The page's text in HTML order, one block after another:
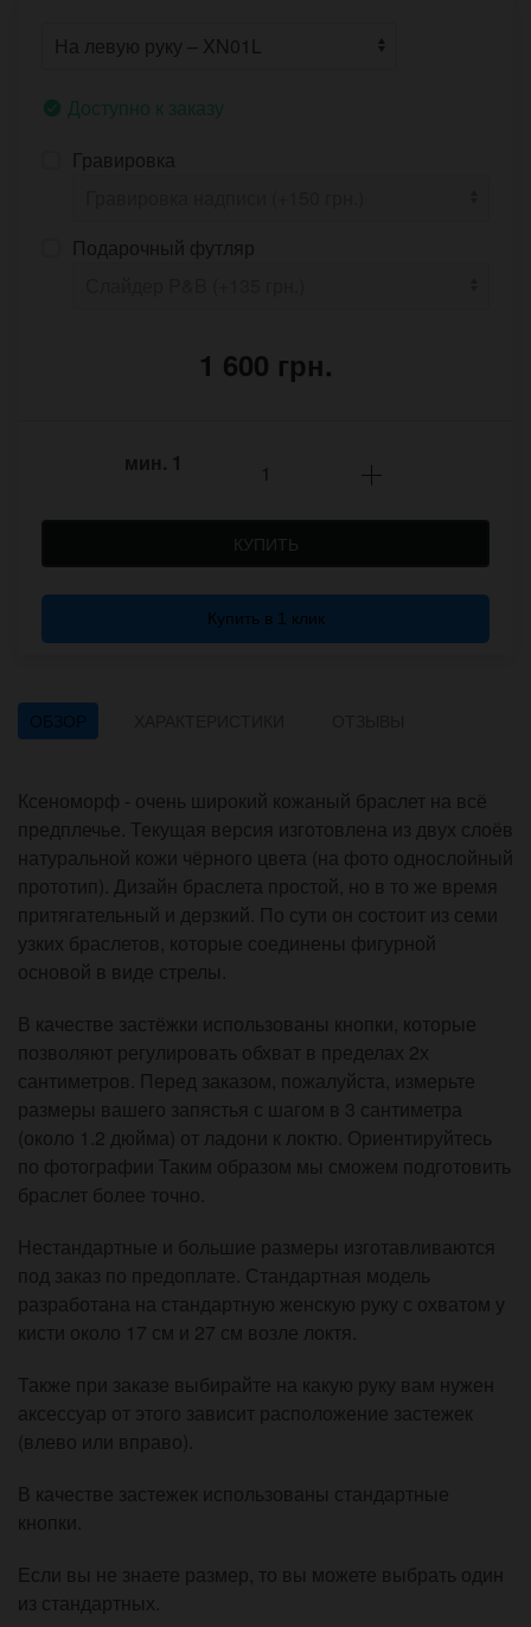
Доступно к заказу
Гравировка
Подарочный футляр
1 600 грн.
мин. 1
КУПИТЬ
Купить в 1 клик
ОБЗОР
Ксеноморф - очень широкий кожаный браслет на всё
предплечье. Текущая версия изготовлена из двух слоёв
натуральной кожи чёрного цвета (на фото однослойный
прототип). Дизайн браслета простой, но в то же время
притягательный и дерзкий. По сути он состоит из семи
узких браслетов, которые соединены фигурной
основой в виде стрелы.
В качестве застёжки использованы кнопки, которые
позволяют регулировать обхват в пределах 2х
сантиметров. Перед заказом, пожалуйста, измерьте
размеры вашего запястья с шагом в 3 сантиметра
(около 1.2 дюйма) от ладони к локтю. Ориентируйтесь
по фотографии Таким образом мы сможем подготовить
браслет более точно.
Нестандартные и большие размеры изготавливаются
под заказ по предоплате. Стандартная модель
разработана на стандартную женскую руку с охватом у
кисти около 17 см и 27 см возле локтя.
Также при заказе выбирайте на какую руку вам нужен
аксессуар от этого зависит расположение застежек
(влево или вправо).
В качестве застежек использованы стандартные
кнопки.
Если вы не знаете размер, то вы можете выбрать один
из стандартных.